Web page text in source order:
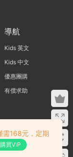
導航
Kids 英文
Kids 中文
優惠團購
有償求助
需168元，定期
買VIP